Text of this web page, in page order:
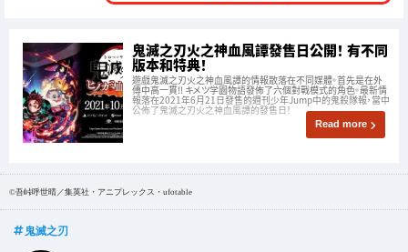
鬼滅之刃火之神血風譚發售日公開！ 有不同
版本和特典！
遊戲鬼滅之刃火之神血風譚的情報散落在不同媒體。首先是在外
傳中高一貫!! キメツ学園物語發佈了六個對戰模式的角色。最新情
報落在2021年6月21日發售的週刊少年Jump中的鬼殺隊報，當中
公佈了鬼滅之刃火之神血風譚的發售日！
Read more
©吾峠呼世晴／集英社・アニプレックス・ufotable
鬼滅之刃